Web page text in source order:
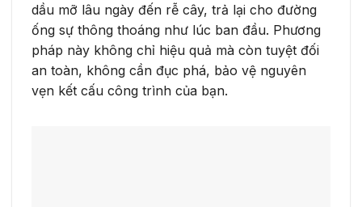
dầu mỡ lâu ngày đến rễ cây, trả lại cho đường
ống sự thông thoáng như lúc ban đầu. Phương
pháp này không chỉ hiệu quả mà còn tuyệt đối
an toàn, không cần đục phá, bảo vệ nguyên
vẹn kết cấu công trình của bạn.